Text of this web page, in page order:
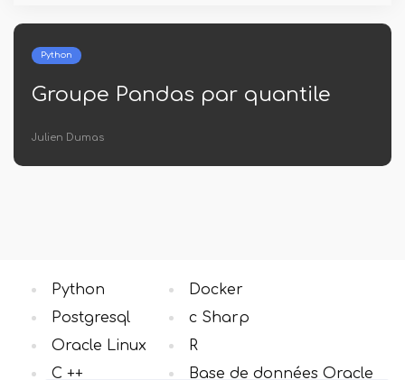
Numpy Save Dict
Lena Martinez
Python
Postgresql
Oracle Linux
C ++
Docker
c Sharp
R
Base de données Oracle